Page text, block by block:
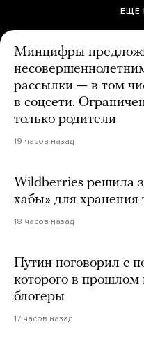
ЕЩЕ
Минцифры
рассылки — в том
в соцсети.
только родители
19 часов назад
Wildberries решила
хабы» для хранения
18 часов назад
Путин поговорил с
которого в прошлом
блогеры
17 часов назад